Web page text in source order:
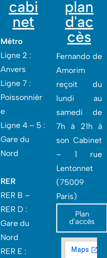
cabi
net
Métro
Ligne 2 :
Anvers
Ligne 7 :
Poissonnièr
e
Ligne 4 – 5 :
Gare du
Nord
RER
RER B –
RER D :
Gare du
Nord‎
RER E :
plan
d'ac
cès
Fernando de
Amorim
reçoit du
lundi au
samedi de
7h à 21h à
son Cabinet
– 1 rue
Lentonnet
(75009
Paris)
Plan
d'accès